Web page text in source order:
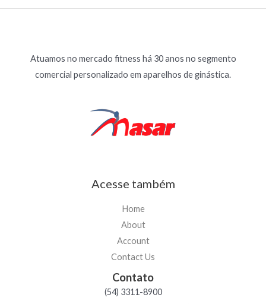
Atuamos no mercado fitness há 30 anos no segmento
comercial personalizado em aparelhos de ginástica.
Acesse também
Home
About
Account
Contact Us
Contato
(54) 3311-8900